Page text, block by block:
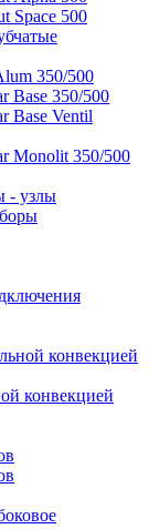
Space 500
350/500
Base 350/500
Base Ventil
Monolit 350/500
- узлы
конвекцией
конвекцией